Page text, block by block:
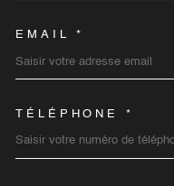
EMAIL *
TÉLÉPHONE *